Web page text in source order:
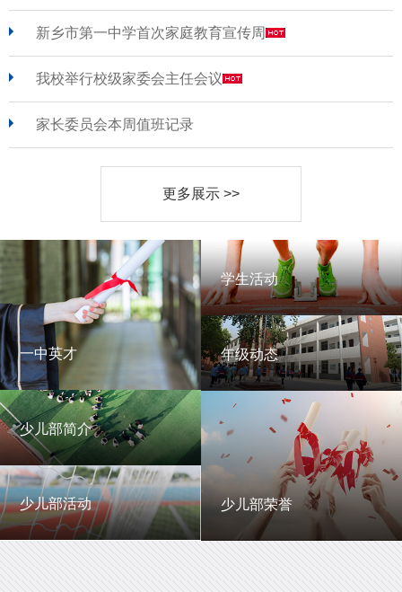
新乡市第一中学首次家庭教育宣传周
我校举行校级家委会主任会议
家长委员会本周值班记录
更多展示 >>
一中英才
一中英才
少儿部简介
少儿部简介
少儿部活动
少儿部活动
学生活动
学生活动
年级动态
年级动态
少儿部荣誉
少儿部荣誉